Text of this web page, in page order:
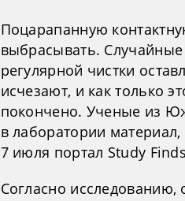
Поцарапанную
выбрасывать.
регулярной чистки
исчезают, и как только
покончено. Ученые из
в лаборатории
7 июля портал Study
Согласно